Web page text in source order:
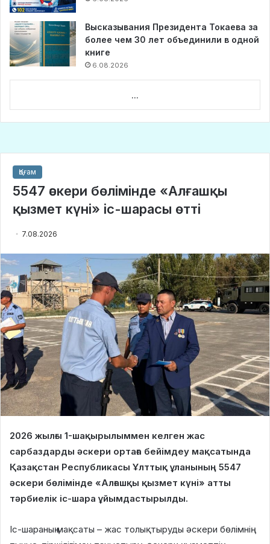
Высказывания Президента Токаева за
более чем 30 лет объединили в одной
книге
6.08.2026
...